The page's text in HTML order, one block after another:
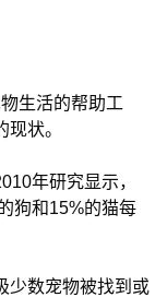
生活的帮助工
状。
年研究显示，
狗和15%的猫每
少数宠物被找到或